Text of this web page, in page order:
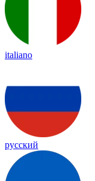
italiano
русский